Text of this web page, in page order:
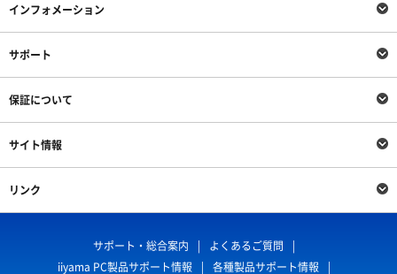
インフォメーション
サポート
保証について
サイト情報
リンク
サポート・総合案内
よくあるご質問
iiyama PC製品サポート情報
各種製品サポート情報